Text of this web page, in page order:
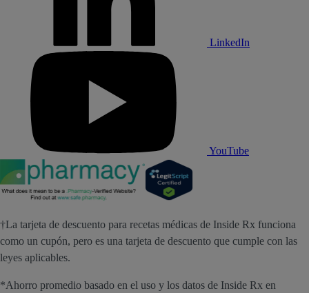
LinkedIn
YouTube
†La tarjeta de descuento para recetas médicas de Inside Rx funciona
como un cupón, pero es una tarjeta de descuento que cumple con las
leyes aplicables.
*Ahorro promedio basado en el uso y los datos de Inside Rx en